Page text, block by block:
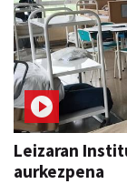
Leizaran
aurkezpena